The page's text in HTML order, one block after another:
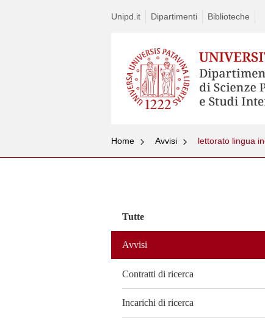
Unipd.it Dipartimenti Biblioteche
Home Avvisi lettorato lingua
Tutte
Avvisi
Contratti di ricerca
Incarichi di ricerca